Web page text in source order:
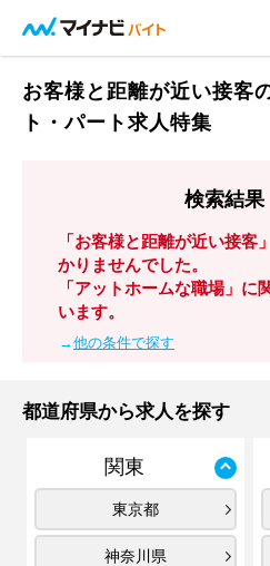
お客様と距離が近い接客
ト・パート求人特集
検索結果
「お客様と距離が近い接客
かりませんでした。
「アットホームな職場」に
います。
→他の条件で探す
都道府県から求人を探す
関東
東京都
神奈川県